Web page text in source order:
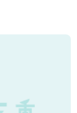
【大島】からは太
の船の光がみえ対